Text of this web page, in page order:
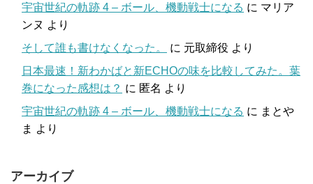
宇宙世紀の軌跡 4 – ボール、機動戦士になる に マリア
ンヌ より
そして誰も書けなくなった。
に 元取締役 より
日本最速！新わかばと新ECHOの味を比較してみた。葉
巻になった感想は？ に 匿名 より
宇宙世紀の軌跡 4 – ボール、機動戦士になる に まとや
ま より
アーカイブ